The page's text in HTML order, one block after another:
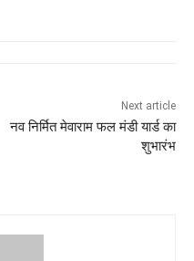
Next article
नव निर्मित मेवाराम फल मंडी यार्ड का
शुभारंभ